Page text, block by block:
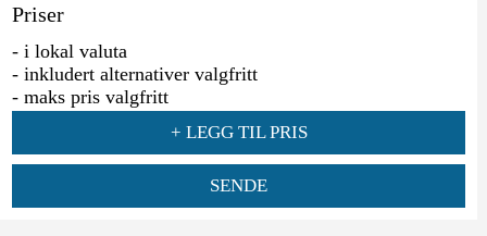
Priser
- i lokal valuta
- inkludert alternativer valgfritt
- maks pris valgfritt
+ LEGG TIL PRIS
SENDE